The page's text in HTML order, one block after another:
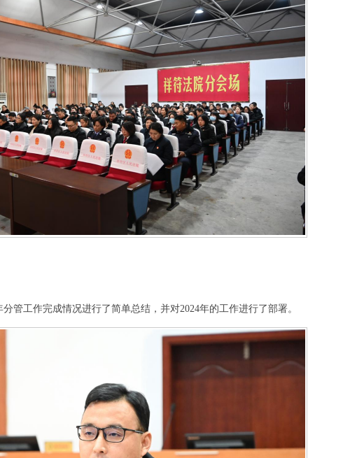
管工作完成情况进行了简单总结，并对2024年的工作进行了部署。